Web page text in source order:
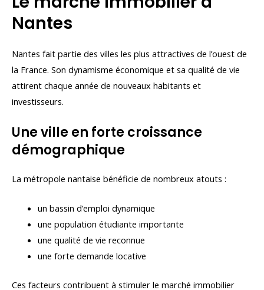
Nantes
Nantes fait partie des villes les plus attractives de l’ouest de
la France. Son dynamisme économique et sa qualité de vie
attirent chaque année de nouveaux habitants et
investisseurs.
Une ville en forte croissance
démographique
La métropole nantaise bénéficie de nombreux atouts :
un bassin d’emploi dynamique
une population étudiante importante
une qualité de vie reconnue
une forte demande locative
Ces facteurs contribuent à stimuler le marché immobilier